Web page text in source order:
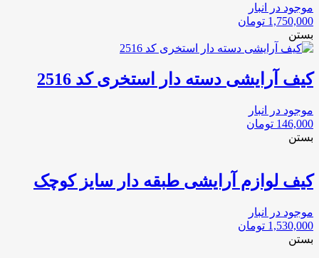
موجود در انبار
1,750,000 تومان
بستن
کیف آرایشی دسته دار استخری کد 2516
موجود در انبار
146,000 تومان
بستن
کیف لوازم آرایشی طبقه دار سایز کوچک
موجود در انبار
1,530,000 تومان
بستن